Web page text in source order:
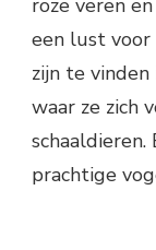
roze veren
een lust voor
zijn te
waar ze zich
prachtige